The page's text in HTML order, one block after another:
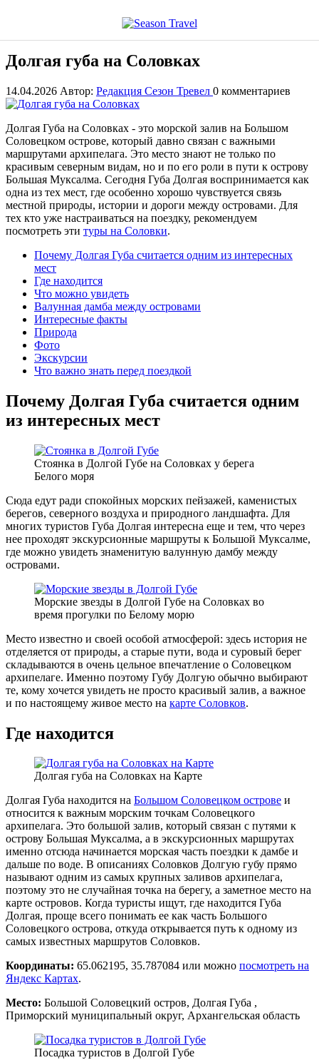
Соловки›Достопримечательности Соловков
Долгая губа на Соловках
Долгая губа на Соловках
14.04.2026 Автор: Редакция Сезон Тревел 0 комментариев
Долгая Губа на Соловках - это морской залив на Большом
Соловецком острове, который давно связан с важными
маршрутами архипелага. Это место знают не только по
красивым северным видам, но и по его роли в пути к острову
Большая Муксалма. Сегодня Губа Долгая воспринимается как
одна из тех мест, где особенно хорошо чувствуется связь
местной природы, истории и дороги между островами. Для
тех кто уже настраиваться на поездку, рекомендуем
посмотреть эти туры на Соловки.
Почему Долгая Губа считается одним из интересных
мест
Где находится
Что можно увидеть
Валунная дамба между островами
Интересные факты
Природа
Фото
Экскурсии
Что важно знать перед поездкой
Почему Долгая Губа считается одним
из интересных мест
Стоянка в Долгой Губе на Соловках у берега
Белого моря
Сюда едут ради спокойных морских пейзажей, каменистых
берегов, северного воздуха и природного ландшафта. Для
многих туристов Губа Долгая интересна еще и тем, что через
нее проходят экскурсионные маршруты к Большой Муксалме,
где можно увидеть знаменитую валунную дамбу между
островами.
Морские звезды в Долгой Губе на Соловках во
время прогулки по Белому морю
Место известно и своей особой атмосферой: здесь история не
отделяется от природы, а старые пути, вода и суровый берег
складываются в очень цельное впечатление о Соловецком
архипелаге. Именно поэтому Губу Долгую обычно выбирают
те, кому хочется увидеть не просто красивый залив, а важное
и по настоящему живое место на карте Соловков.
Где находится
Долгая губа на Соловках на Карте
Долгая Губа находится на Большом Соловецком острове и
относится к важным морским точкам Соловецкого
архипелага. Это большой залив, который связан с путями к
острову Большая Муксалма, а в экскурсионных маршрутах
именно отсюда начинается морская часть поездки к дамбе и
дальше по воде. В описаниях Соловков Долгую губу прямо
называют одним из самых крупных заливов архипелага,
поэтому это не случайная точка на берегу, а заметное место на
карте островов. Когда туристы ищут, где находится Губа
Долгая, проще всего понимать ее как часть Большого
Соловецкого острова, откуда открывается путь к одному из
самых известных маршрутов Соловков.
Координаты: 65.062195, 35.787084 или можно посмотреть на
Яндекс Картах.
Место: Большой Соловецкий остров, Долгая Губа ,
Приморский муниципальный округ, Архангельская область
Посадка туристов в Долгой Губе